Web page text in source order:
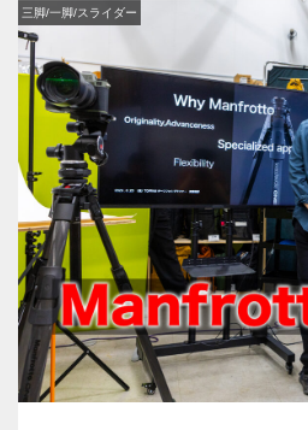
三脚/一脚/スライダー